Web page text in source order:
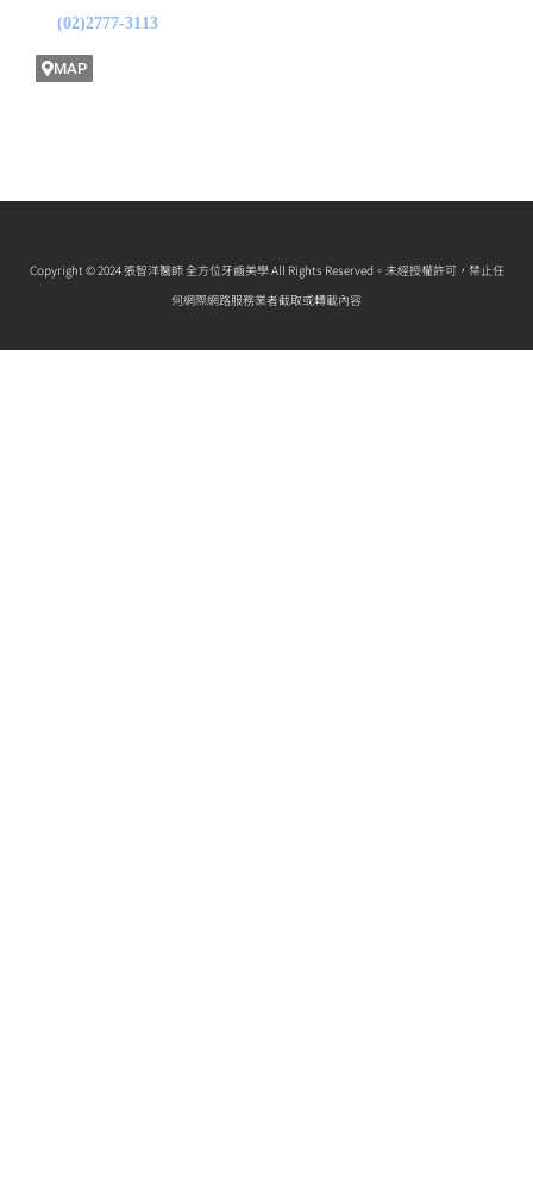
(02)2777-3113
MAP
Copyright © 2024 張智洋醫師 全方位牙齒美學 All Rights Reserved。未經授權許可，禁止任
何網際網路服務業者截取或轉載內容